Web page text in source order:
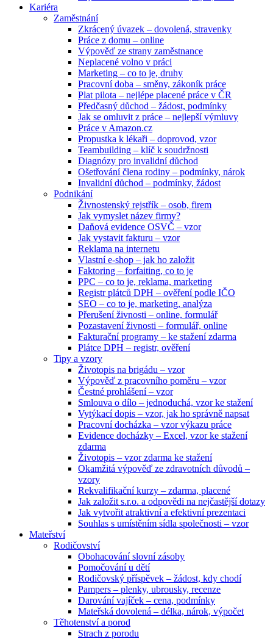
Kariéra
Zaměstnání
Zkrácený úvazek – dovolená, stravenky
Práce z domu – online
Výpověď ze strany zaměstnance
Neplacené volno v práci
Marketing – co to je, druhy
Pracovní doba – směny, zákoník práce
Plat pilota – nejlépe placené práce v ČR
Předčasný důchod – žádost, podmínky
Jak se omluvit z práce – nejlepší výmluvy
Práce v Amazon.cz
Propustka k lékaři – doprovod, vzor
Teambuilding – klíč k soudržnosti
Diagnózy pro invalidní důchod
Ošetřování člena rodiny – podmínky, nárok
Invalidní důchod – podmínky, žádost
Podnikání
Živnostenský rejstřík – osob, firem
Jak vymyslet název firmy?
Daňová evidence OSVČ – vzor
Jak vystavit fakturu – vzor
Reklama na internetu
Vlastní e-shop – jak ho založit
Faktoring – forfaiting, co to je
PPC – co to je, reklama, marketing
Registr plátců DPH – ověření podle IČO
SEO – co to je, marketing, analýza
Přerušení živnosti – online, formulář
Pozastavení živnosti – formulář, online
Fakturační programy – ke stažení zdarma
Plátce DPH – registr, ověření
Tipy a vzory
Životopis na brigádu – vzor
Výpověď z pracovního poměru – vzor
Čestné prohlášení – vzor
Smlouva o dílo – jednoduchá, vzor ke stažení
Vytýkací dopis – vzor, jak ho správně napsat
Pracovní docházka – vzor výkazu práce
Evidence docházky – Excel, vzor ke stažení
zdarma
Životopis – vzor zdarma ke stažení
Okamžitá výpověď ze zdravotních důvodů –
vzory
Rekvalifikační kurzy – zdarma, placené
Jak založit s.r.o. a odpovědi na nejčastější dotazy
Jak vytvořit atraktivní a efektivní prezentaci
Souhlas s umístěním sídla společnosti – vzor
Mateřství
Rodičovství
Obohacování slovní zásoby
Pomočování u dětí
Rodičovský příspěvek – žádost, kdy chodí
Pampers – plenky, ubrousky, recenze
Darování vajíček – cena, podmínky
Mateřská dovolená – délka, nárok, výpočet
Těhotenství a porod
Strach z porodu